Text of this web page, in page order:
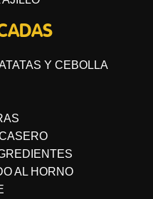
Y CEBOLLA
AL HORNO